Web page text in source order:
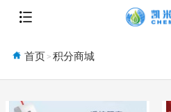
首页 > 积分商城